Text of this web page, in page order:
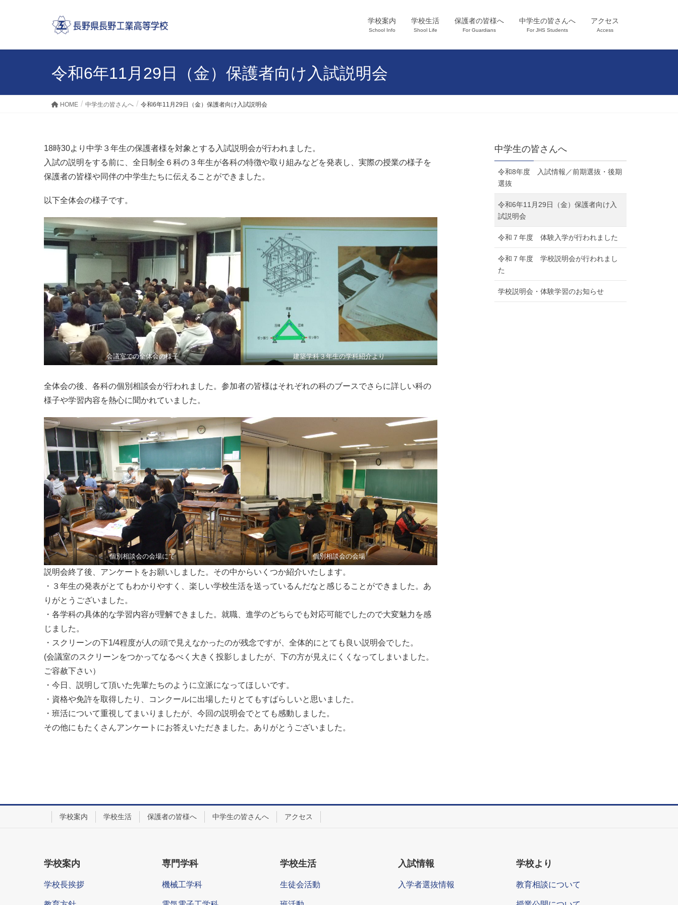
学校案内
School Info
学校生活
Shool Life
保護者の皆様へ
For Guardians
中学生の皆さんへ
For JHS Students
アクセス
Access
令和6年11月29日（金）保護者向け入試説明会
HOME 中学生の皆さんへ 令和6年11月29日（金）保護者向け入試説明会
18時30より中学３年生の保護者様を対象とする入試説明会が行われました。
入試の説明をする前に、全日制全６科の３年生が各科の特徴や取り組みなどを発表し、実際の授業の様子を
保護者の皆様や同伴の中学生たちに伝えることができました。
以下全体会の様子です。
会議室での全体会の様子 建築学科３年生の学科紹介より
全体会の後、各科の個別相談会が行われました。参加者の皆様はそれぞれの科のブースでさらに詳しい科の
様子や学習内容を熱心に聞かれていました。
個別相談会の会場にて 個別相談会の会場
説明会終了後、アンケートをお願いしました。その中からいくつか紹介いたします。
・３年生の発表がとてもわかりやすく、楽しい学校生活を送っているんだなと感じることができました。あ
りがとうございました。
・各学科の具体的な学習内容が理解できました。就職、進学のどちらでも対応可能でしたので大変魅力を感
じました。
・スクリーンの下1/4程度が人の頭で見えなかったのが残念ですが、全体的にとても良い説明会でした。
(会議室のスクリーンをつかってなるべく大きく投影しましたが、下の方が見えにくくなってしまいました。
ご容赦下さい）
・今日、説明して頂いた先輩たちのように立派になってほしいです。
・資格や免許を取得したり、コンクールに出場したりとてもすばらしいと思いました。
・班活について重視してまいりましたが、今回の説明会でとても感動しました。
その他にもたくさんアンケートにお答えいただきました。ありがとうございました。
中学生の皆さんへ
令和8年度 入試情報／前期選抜・後期
選抜
令和6年11月29日（金）保護者向け入
試説明会
令和７年度 体験入学が行われました
令和７年度 学校説明会が行われまし
た
学校説明会・体験学習のお知らせ
学校案内 学校生活 保護者の皆様へ 中学生の皆さんへ アクセス
学校案内
学校長挨拶
専門学科
機械工学科
学校生活
生徒会活動
入試情報
入学者選抜情報
学校より
教育相談について